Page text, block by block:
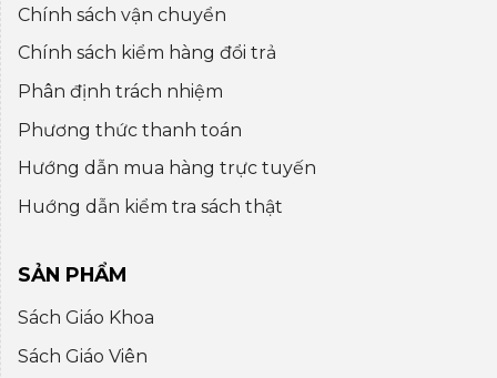
Chính sách vận chuyển
Chính sách kiểm hàng đổi trả
Phân định trách nhiệm
Phương thức thanh toán
Hướng dẫn mua hàng trực tuyến
Huớng dẫn kiểm tra sách thật
SẢN PHẨM
Sách Giáo Khoa
Sách Giáo Viên